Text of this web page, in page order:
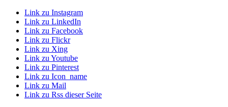
Link zu Instagram
Link zu LinkedIn
Link zu Facebook
Link zu Flickr
Link zu Xing
Link zu Youtube
Link zu Pinterest
Link zu Icon_name
Link zu Mail
Link zu Rss dieser Seite